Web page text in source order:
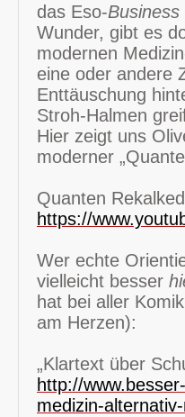
das Eso-Business
Wunder, gibt es
modernen
eine oder andere
Enttäuschung
Stroh-Halmen
Hier zeigt uns
moderner
Quanten
https://
Wer echte
vielleicht besser
hat bei aller
am Herzen):
„Klartext über
http://
medizin-